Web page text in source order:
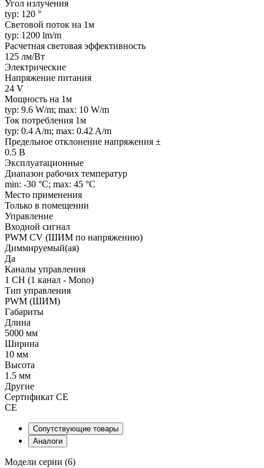
Угол излучения
typ: 120 °
Световой поток на 1м
typ: 1200 lm/m
Расчетная световая эффективность
125 лм/Вт
Электрические
Напряжение питания
24 V
Мощность на 1м
typ: 9.6 W/m; max: 10 W/m
Ток потребления 1м
typ: 0.4 A/m; max: 0.42 A/m
Предельное отклонение напряжения ±
0.5 В
Эксплуатационные
Диапазон рабочих температур
min: -30 °C; max: 45 °C
Место применения
Только в помещении
Управление
Входной сигнал
PWM СV (ШИМ по напряжению)
Диммируемый(ая)
Да
Каналы управления
1 CH (1 канал - Mono)
Тип управления
PWM (ШИМ)
Габариты
Длина
5000 мм
Ширина
10 мм
Высота
1.5 мм
Другие
Сертификат CE
CE
Сопутствующие товары
Аналоги
Модели серии (6)